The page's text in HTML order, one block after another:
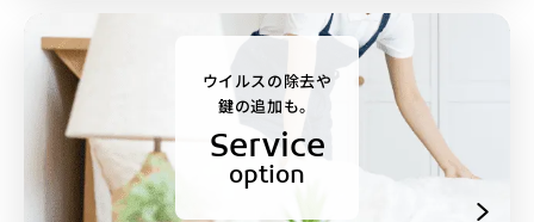
ウイルスの除去や
鍵の追加も。
Service
option